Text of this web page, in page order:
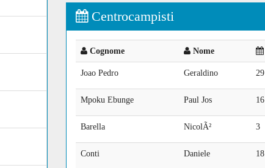
Centrocampisti
Cognome Nome
Joao Pedro Geraldino 29
Mpoku Ebunge Paul Jos 16
Barella NicolÃ² 3
Conti Daniele 18